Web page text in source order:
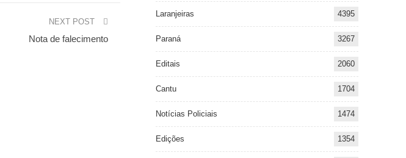
NEXT POST
Nota de falecimento
Laranjeiras 4395
Paraná 3267
Editais 2060
Cantu 1704
Notícias Policiais 1474
Edições 1354